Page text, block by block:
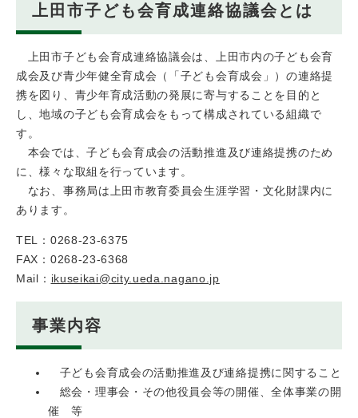
上田市子ども会育成連絡協議会とは
上田市子ども会育成連絡協議会は、上田市内の子ども会育
成会及び青少年健全育成会（「子ども会育成会」）の連絡提
携を図り、青少年育成活動の発展に寄与することを目的と
し、地域の子ども会育成会をもって構成されている組織で
す。
本会では、子ども会育成会の活動推進及び連絡提携のため
に、様々な取組を行っています。
なお、事務局は上田市教育委員会生涯学習・文化財課内に
あります。
TEL：0268-23-6375
FAX：0268-23-6368
Mail： ikuseikai@city.ueda.nagano.jp
事業内容
子ども会育成会の活動推進及び連絡提携に関すること
総会・理事会・その他役員会等の開催、全体事業の開
催 等